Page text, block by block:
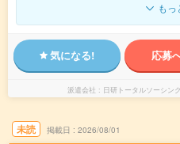
もっ
気になる! 応募
派遣会社 日研トータルソーシン
未読 掲載日 2026/08/01